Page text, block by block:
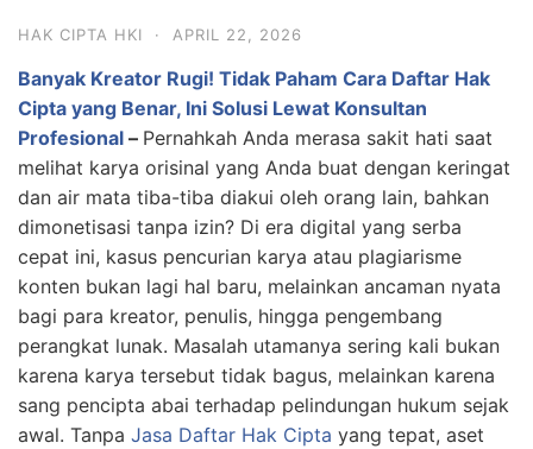
HAK CIPTA HKI · APRIL 22, 2026
Banyak Kreator Rugi! Tidak Paham Cara Daftar Hak
Cipta yang Benar, Ini Solusi Lewat Konsultan
Profesional – Pernahkah Anda merasa sakit hati saat
melihat karya orisinal yang Anda buat dengan keringat
dan air mata tiba-tiba diakui oleh orang lain, bahkan
dimonetisasi tanpa izin? Di era digital yang serba
cepat ini, kasus pencurian karya atau plagiarisme
konten bukan lagi hal baru, melainkan ancaman nyata
bagi para kreator, penulis, hingga pengembang
perangkat lunak. Masalah utamanya sering kali bukan
karena karya tersebut tidak bagus, melainkan karena
sang pencipta abai terhadap pelindungan hukum sejak
awal. Tanpa Jasa Daftar Hak Cipta yang tepat, aset